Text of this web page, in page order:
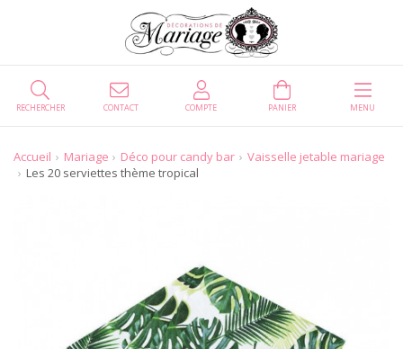
CONTACT
RECHERCHER COMPTE PANIER MENU
Accueil Mariage Déco pour candy bar
Vaisselle jetable mariage
Les 20 serviettes thème tropical